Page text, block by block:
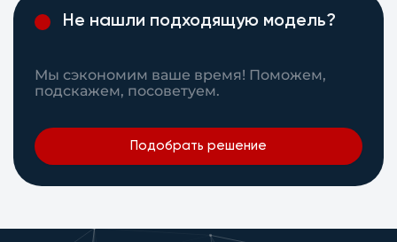
Не нашли подходящую модель?
Мы сэкономим ваше время! Поможем,
подскажем, посоветуем.
Подобрать решение